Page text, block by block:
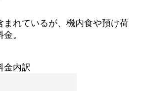
まれているが、機内食や預け荷
。
金内訳